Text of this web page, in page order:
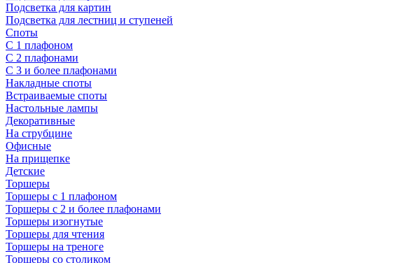
Подсветка для картин
Подсветка для лестниц и ступеней
Споты
С 1 плафоном
С 2 плафонами
С 3 и более плафонами
Накладные споты
Встраиваемые споты
Настольные лампы
Декоративные
На струбцине
Офисные
На прищепке
Детские
Торшеры
Торшеры с 1 плафоном
Торшеры с 2 и более плафонами
Торшеры изогнутые
Торшеры для чтения
Торшеры на треноге
Торшеры со столиком